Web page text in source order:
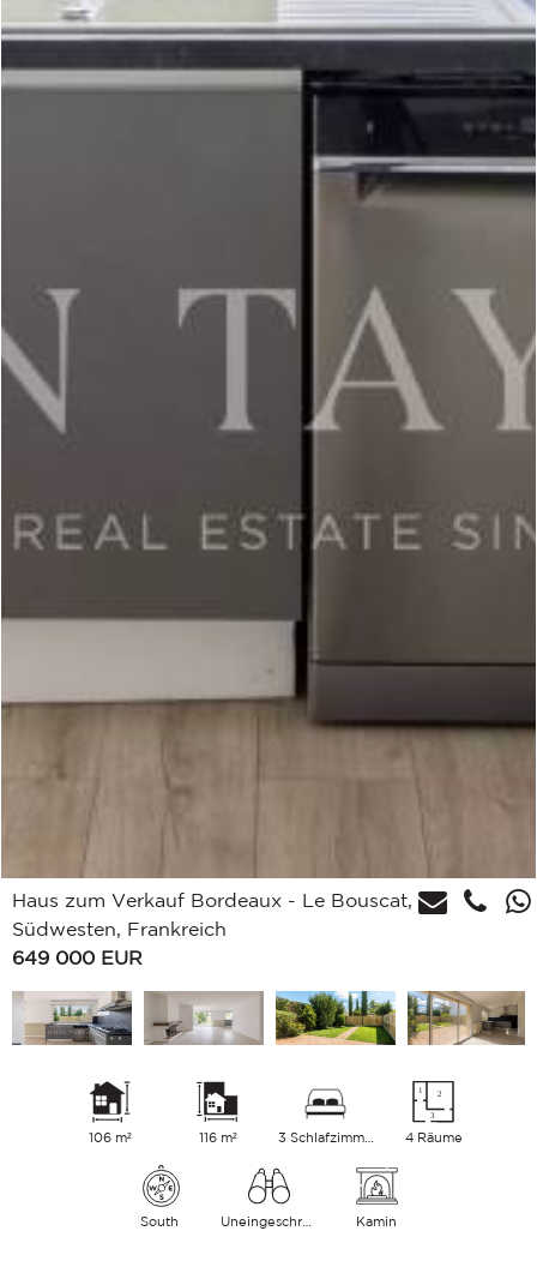
Haus zum Verkauf Bordeaux - Le Bouscat,
Südwesten, Frankreich
649 000 EUR
106 m² 116 m² 3 Schlafzimmer 4 Räume
South Uneingeschränkt Strasse Kamin